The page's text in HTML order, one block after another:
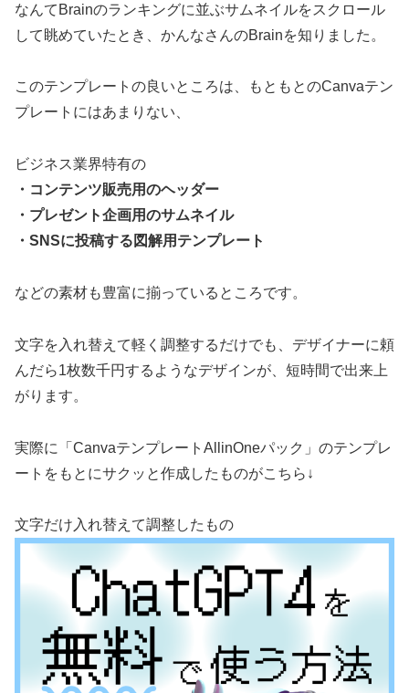
なんてBrainのランキングに並ぶサムネイルをスクロール
して眺めていたとき、かんなさんのBrainを知りました。
このテンプレートの良いところは、もともとのCanvaテン
プレートにはあまりない、
ビジネス業界特有の
・コンテンツ販売用のヘッダー
・プレゼント企画用のサムネイル
・SNSに投稿する図解用テンプレート
などの素材も豊富に揃っているところです。
文字を入れ替えて軽く調整するだけでも、デザイナーに頼
んだら1枚数千円するようなデザインが、短時間で出来上
がります。
実際に「CanvaテンプレートAllinOneパック」のテンプレ
ートをもとにサクッと作成したものがこちら↓
文字だけ入れ替えて調整したもの